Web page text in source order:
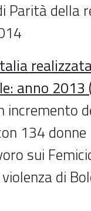
Parità della
anno 2013
incremento
134
sui
di